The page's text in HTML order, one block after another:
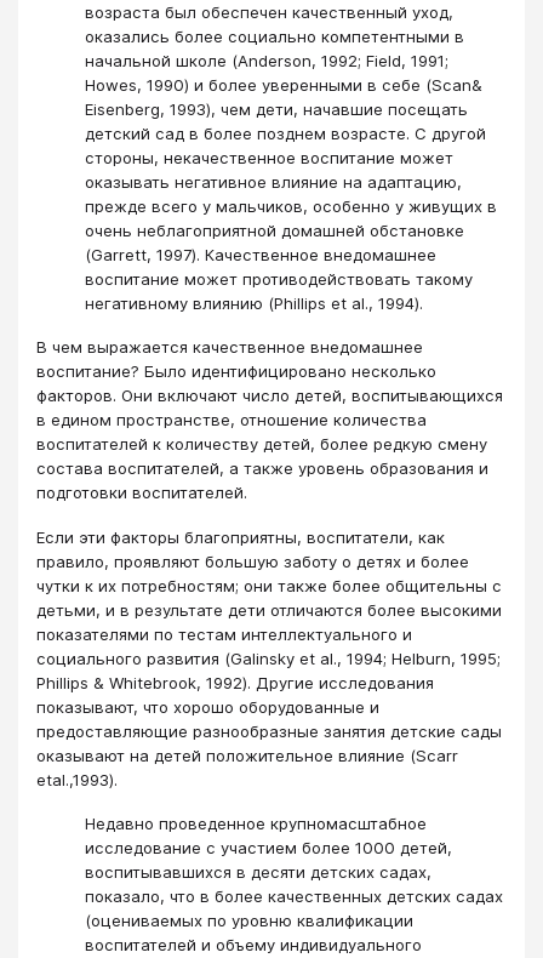
возраста был обеспечен качественный уход,
оказались более социально компетентными в
начальной школе (Anderson, 1992; Field, 1991;
Howes, 1990) и более уверенными в себе (Scan&
Eisenberg, 1993), чем дети, начавшие посещать
детский сад в более позднем возрасте. С другой
стороны, некачественное воспитание может
оказывать негативное влияние на адаптацию,
прежде всего у мальчиков, особенно у живущих в
очень неблагоприятной домашней обстановке
(Garrett, 1997). Качественное внедомашнее
воспитание может противодействовать такому
негативному влиянию (Phillips et al., 1994).
В чем выражается качественное внедомашнее
воспитание? Было идентифицировано несколько
факторов. Они включают число детей, воспитывающихся
в едином пространстве, отношение количества
воспитателей к количеству детей, более редкую смену
состава воспитателей, а также уровень образования и
подготовки воспитателей.
Если эти факторы благоприятны, воспитатели, как
правило, проявляют большую заботу о детях и более
чутки к их потребностям; они также более общительны с
детьми, и в результате дети отличаются более высокими
показателями по тестам интеллектуального и
социального развития (Galinsky et al., 1994; Helburn, 1995;
Phillips & Whitebrook, 1992). Другие исследования
показывают, что хорошо оборудованные и
предоставляющие разнообразные занятия детские сады
оказывают на детей положительное влияние (Scarr
etal.,1993).
Недавно проведенное крупномасштабное
исследование с участием более 1000 детей,
воспитывавшихся в десяти детских садах,
показало, что в более качественных детских садах
(оцениваемых по уровню квалификации
воспитателей и объему индивидуального